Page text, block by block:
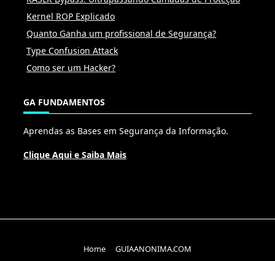
Kernel ROP Explicado
Quanto Ganha um profissional de Segurança?
Type Confusion Attack
Como ser um Hacker?
GA FUNDAMENTOS
Aprendas as Bases em Segurança da Informação.
Clique Aqui e Saiba Mais
Home GUIAANONIMA.COM